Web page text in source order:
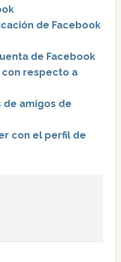
de Facebook
de Facebook
respecto a
de amigos de
con el perfil de